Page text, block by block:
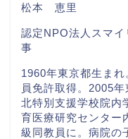
松本 恵里
認定NPO法人スマ
事
1960年東京都生ま
員免許取得。2005
北特別支援学校院内
育医療研究センター
級同教員に。病院の